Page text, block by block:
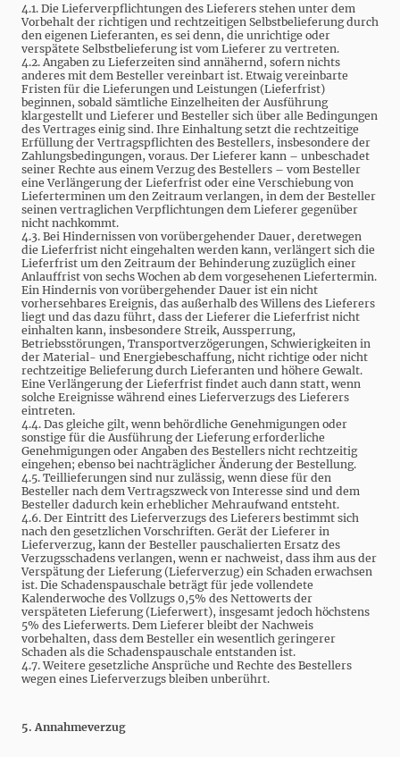
4.1. Die Lieferverpflichtungen des Lieferers stehen unter dem
Vorbehalt der richtigen und rechtzeitigen Selbstbelieferung durch
den eigenen Lieferanten, es sei denn, die unrichtige oder
verspätete Selbstbelieferung ist vom Lieferer zu vertreten.
4.2. Angaben zu Lieferzeiten sind annähernd, sofern nichts
anderes mit dem Besteller vereinbart ist. Etwaig vereinbarte
Fristen für die Lieferungen und Leistungen (Lieferfrist)
beginnen, sobald sämtliche Einzelheiten der Ausführung
klargestellt und Lieferer und Besteller sich über alle Bedingungen
des Vertrages einig sind. Ihre Einhaltung setzt die rechtzeitige
Erfüllung der Vertragspflichten des Bestellers, insbesondere der
Zahlungsbedingungen, voraus. Der Lieferer kann – unbeschadet
seiner Rechte aus einem Verzug des Bestellers – vom Besteller
eine Verlängerung der Lieferfrist oder eine Verschiebung von
Lieferterminen um den Zeitraum verlangen, in dem der Besteller
seinen vertraglichen Verpflichtungen dem Lieferer gegenüber
nicht nachkommt.
4.3. Bei Hindernissen von vorübergehender Dauer, deretwegen
die Lieferfrist nicht eingehalten werden kann, verlängert sich die
Lieferfrist um den Zeitraum der Behinderung zuzüglich einer
Anlauffrist von sechs Wochen ab dem vorgesehenen Liefertermin.
Ein Hindernis von vorübergehender Dauer ist ein nicht
vorhersehbares Ereignis, das außerhalb des Willens des Lieferers
liegt und das dazu führt, dass der Lieferer die Lieferfrist nicht
einhalten kann, insbesondere Streik, Aussperrung,
Betriebsstörungen, Transportverzögerungen, Schwierigkeiten in
der Material- und Energiebeschaffung, nicht richtige oder nicht
rechtzeitige Belieferung durch Lieferanten und höhere Gewalt.
Eine Verlängerung der Lieferfrist findet auch dann statt, wenn
solche Ereignisse während eines Lieferverzugs des Lieferers
eintreten.
4.4. Das gleiche gilt, wenn behördliche Genehmigungen oder
sonstige für die Ausführung der Lieferung erforderliche
Genehmigungen oder Angaben des Bestellers nicht rechtzeitig
eingehen; ebenso bei nachträglicher Änderung der Bestellung.
4.5. Teillieferungen sind nur zulässig, wenn diese für den
Besteller nach dem Vertragszweck von Interesse sind und dem
Besteller dadurch kein erheblicher Mehraufwand entsteht.
4.6. Der Eintritt des Lieferverzugs des Lieferers bestimmt sich
nach den gesetzlichen Vorschriften. Gerät der Lieferer in
Lieferverzug, kann der Besteller pauschalierten Ersatz des
Verzugsschadens verlangen, wenn er nachweist, dass ihm aus der
Verspätung der Lieferung (Lieferverzug) ein Schaden erwachsen
ist. Die Schadenspauschale beträgt für jede vollendete
Kalenderwoche des Vollzugs 0,5% des Nettowerts der
verspäteten Lieferung (Lieferwert), insgesamt jedoch höchstens
5% des Lieferwerts. Dem Lieferer bleibt der Nachweis
vorbehalten, dass dem Besteller ein wesentlich geringerer
Schaden als die Schadenspauschale entstanden ist.
4.7. Weitere gesetzliche Ansprüche und Rechte des Bestellers
wegen eines Lieferverzugs bleiben unberührt.
5. Annahmeverzug